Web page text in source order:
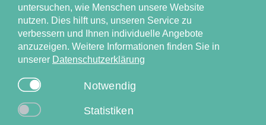
untersuchen, wie Menschen unsere Website
nutzen. Dies hilft uns, unseren Service zu
verbessern und Ihnen individuelle Angebote
anzuzeigen. Weitere Informationen finden Sie in
unserer Datenschutzerklärung
Notwendig
Statistiken
Versorgungsforschung in der Dermatologie und bei
Versorgungsforschung in der Dermatologie (CVderm)